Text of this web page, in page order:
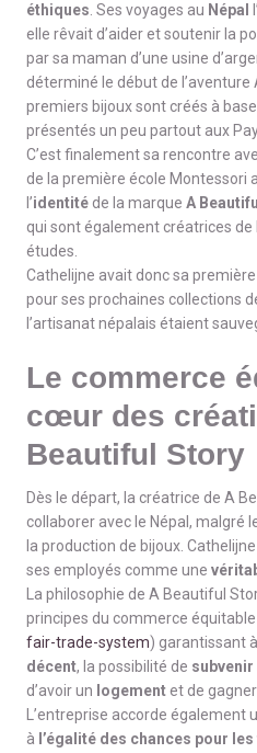
éthiques. Ses voyages au Népal
elle rêvait d’aider et soutenir la
par sa maman d’une usine
déterminé le début de l’aventure
premiers bijoux sont créés à
présentés un peu partout aux
C’est finalement sa rencontre
de la première école Montessori
l’identité de la marque A
qui sont également créatrices
études.
Cathelijne avait donc sa
pour ses prochaines collections
l’artisanat népalais étaient
Le commerce
cœur des
Beautiful Story
Dès le départ, la créatrice de A
collaborer avec le Népal, malgré
la production de bijoux.
ses employés comme une
La philosophie de A Beautiful
principes du commerce
fair-trade-system) garantissant
décent, la possibilité de
d’avoir un logement et de
L’entreprise accorde
à l’égalité des chances pour